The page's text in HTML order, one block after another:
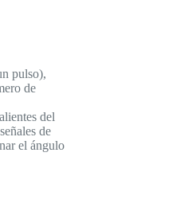
pulso),
de
del
de
el ángulo